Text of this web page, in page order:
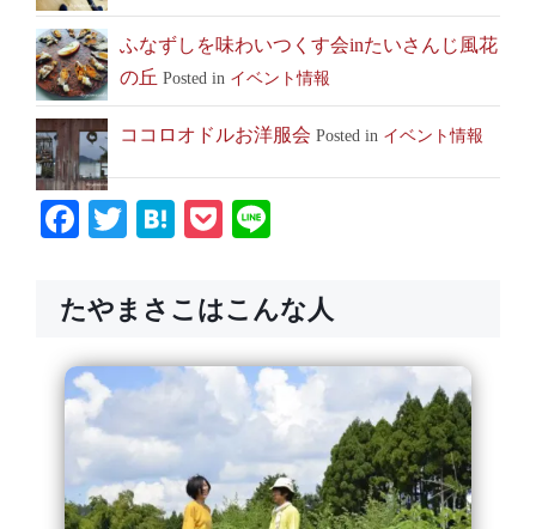
ふなずしを味わいつくす会inたいさんじ風花
の丘 Posted in イベント情報
ココロオドルお洋服会 Posted in イベント情報
Facebook
Twitter
HatenaPocket
たやまさこはこんな人